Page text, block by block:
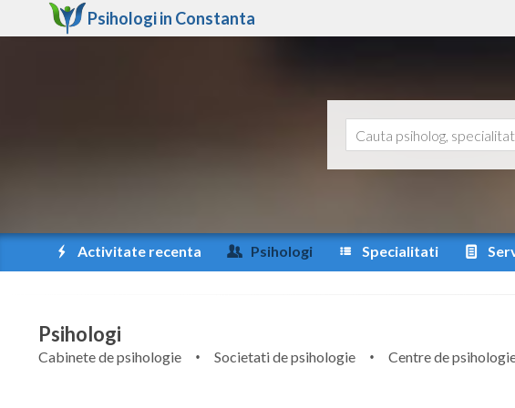
Psihologi in Constanta
Activitate recenta Psihologi Specialitati
Psihologi
Cabinete de psihologie Societati de psihologie Centre de